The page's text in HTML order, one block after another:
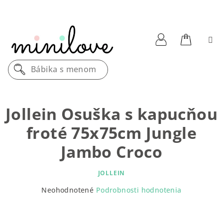
Bábika s menom
Jollein Osuška s kapucňou
froté 75x75cm Jungle
Jambo Croco
JOLLEIN
Neohodnotené Podrobnosti hodnotenia